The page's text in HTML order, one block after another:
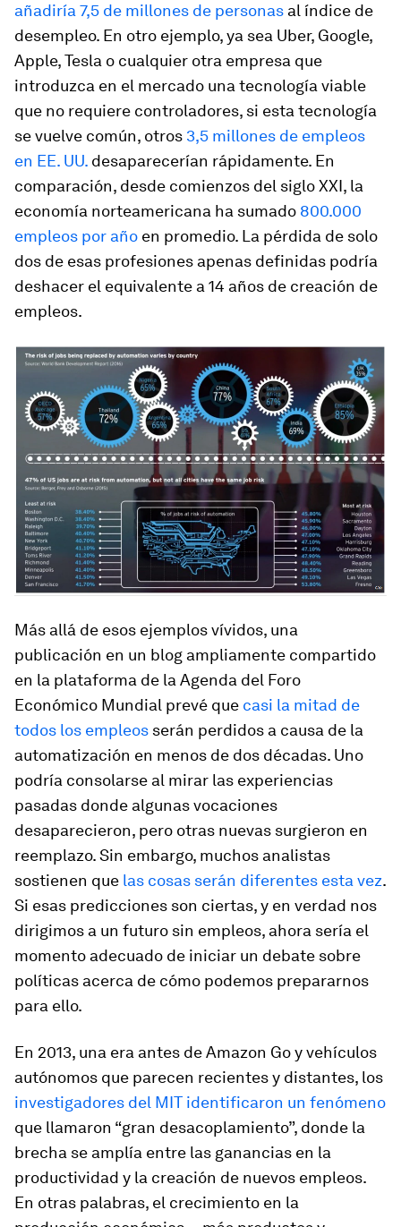
añadiría 7,5 de millones de personas al índice de
desempleo. En otro ejemplo, ya sea Uber, Google,
Apple, Tesla o cualquier otra empresa que
introduzca en el mercado una tecnología viable
que no requiere controladores, si esta tecnología
se vuelve común, otros 3,5 millones de empleos
en EE. UU. desaparecerían rápidamente. En
comparación, desde comienzos del siglo XXI, la
economía norteamericana ha sumado 800.000
empleos por año en promedio. La pérdida de solo
dos de esas profesiones apenas definidas podría
deshacer el equivalente a 14 años de creación de
empleos.
Más allá de esos ejemplos vívidos, una
publicación en un blog ampliamente compartido
en la plataforma de la Agenda del Foro
Económico Mundial prevé que casi la mitad de
todos los empleos serán perdidos a causa de la
automatización en menos de dos décadas. Uno
podría consolarse al mirar las experiencias
pasadas donde algunas vocaciones
desaparecieron, pero otras nuevas surgieron en
reemplazo. Sin embargo, muchos analistas
sostienen que las cosas serán diferentes esta vez.
Si esas predicciones son ciertas, y en verdad nos
dirigimos a un futuro sin empleos, ahora sería el
momento adecuado de iniciar un debate sobre
políticas acerca de cómo podemos prepararnos
para ello.
En 2013, una era antes de Amazon Go y vehículos
autónomos que parecen recientes y distantes, los
investigadores del MIT identificaron un fenómeno
que llamaron “gran desacoplamiento”, donde la
brecha se amplía entre las ganancias en la
productividad y la creación de nuevos empleos.
En otras palabras, el crecimiento en la